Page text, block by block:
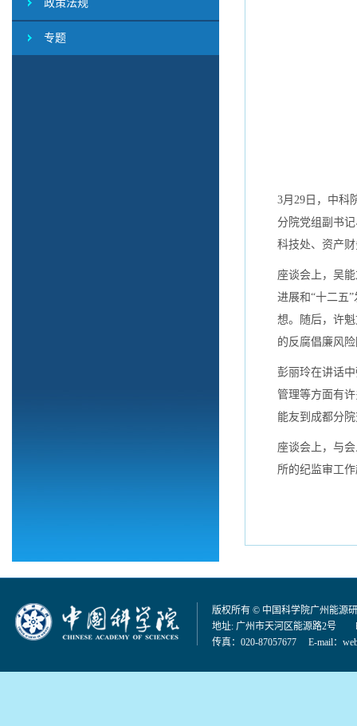
政策法规
专题
3月29日，中科
分院党组副书
科技处、资产
座谈会上，吴
进展和“十二五
想。随后，许
的反腐倡廉风
彭丽玲在讲话
管理等方面有
能友到成都分
座谈会上，与
所的纪监审工
版权所有 © 中国科学院广州能源
地址: 广州市天河区能源路2号
传真：020-87057677 E-mail：